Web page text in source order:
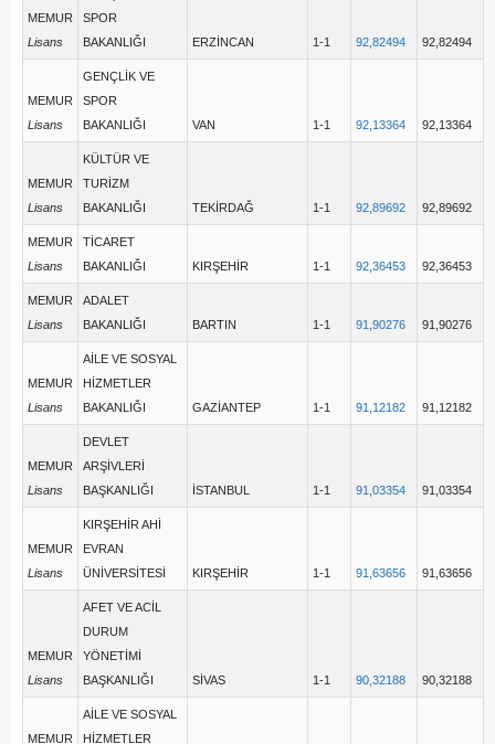
MEMUR
Lisans
SPOR
BAKANLIĞI
ERZİNCAN 1-1 92,82494 92,82494
MEMUR
Lisans
GENÇLİK VE
SPOR
BAKANLIĞI
VAN 1-1 92,13364 92,13364
MEMUR
Lisans
KÜLTÜR VE
TURİZM
BAKANLIĞI
TEKİRDAĞ 1-1 92,89692 92,89692
MEMUR
Lisans
TİCARET
BAKANLIĞI
KIRŞEHİR 1-1 92,36453 92,36453
MEMUR
Lisans
ADALET
BAKANLIĞI
BARTIN 1-1 91,90276 91,90276
MEMUR
Lisans
AİLE VE SOSYAL
HİZMETLER
BAKANLIĞI
GAZİANTEP 1-1 91,12182 91,12182
MEMUR
Lisans
DEVLET
ARŞİVLERİ
BAŞKANLIĞI
İSTANBUL 1-1 91,03354 91,03354
MEMUR
Lisans
KIRŞEHİR AHİ
EVRAN
ÜNİVERSİTESİ
KIRŞEHİR 1-1 91,63656 91,63656
MEMUR
Lisans
AFET VE ACİL
DURUM
YÖNETİMİ
BAŞKANLIĞI
SİVAS 1-1 90,32188 90,32188
MEMUR
AİLE VE SOSYAL
HİZMETLER